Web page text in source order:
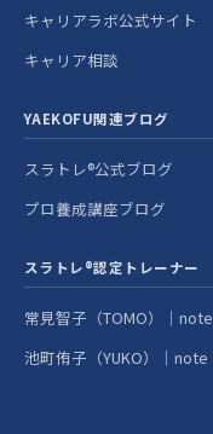
キャリアラボ公式サイト
キャリア相談
YAEKOFU関連ブログ
スラトレ®公式ブログ
プロ養成講座ブログ
スラトレ®認定トレーナー
常見智子（TOMO）｜note
池町侑子（YUKO）｜note